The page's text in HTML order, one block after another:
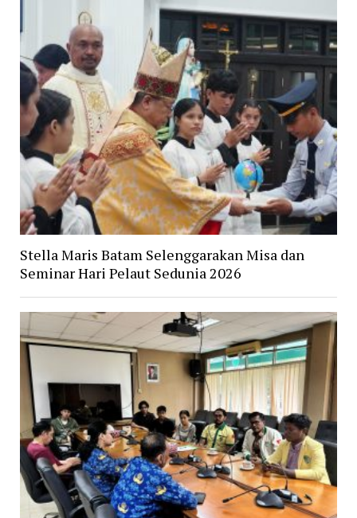
Stella Maris Batam Selenggarakan Misa dan
Seminar Hari Pelaut Sedunia 2026